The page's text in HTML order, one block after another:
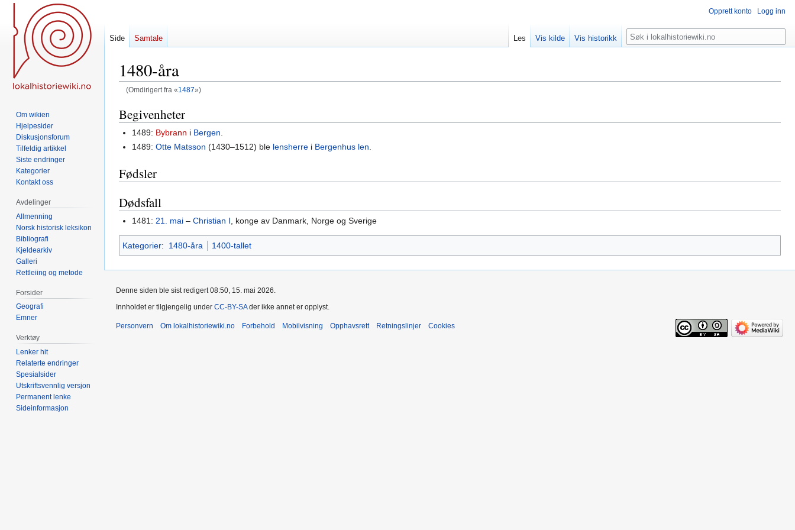
1480-åra
(Omdirigert fra «1487»)
Hopp
til
navigering
Hopp
til
søk
Begivenheter
1489: Bybrann i Bergen.
1489:Otte Matsson (1430–1512) ble lensherre i Bergenhus len
Fødsler
Dødsfall
1481: 21. mai –Christian I , konge av Danmark, Norge og Sverige
Kategorier: 1480-åra 1400-tallet
Opprett konto Logg inn
Side Samtale Les Vis kilde Vis historikk Søk
Om wikien
Hjelpesider
Diskusjonsforum
Tilfeldig artikkel
Siste endringer
Kategorier
Kontakt oss
Avdelinger
Allmenning
Norsk historisk leksikon
Bibliografi
Kjeldearkiv
Galleri
Rettleiing og metode
Forsider
Geografi
Emner
Verktøy
Lenker hit
Relaterte endringer
Spesialsider
Utskriftsvennlig versjon
Permanent lenke
Sideinformasjon
Denne siden ble sist redigert 08:50, 15. mai 2026.
Innholdet er tilgjengelig under CC-BY-SAder ikke annet er opplyst.
Personvern Om lokalhistoriewiki.no Forbehold Mobilvisning Opphavsrett Retningslinjer Cookies